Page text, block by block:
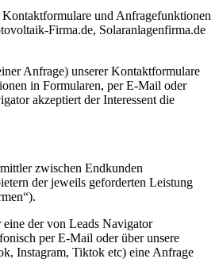
und Anfragefunktionen
Firma.de, Solaranlagenfirma.de
Anfrage) unserer Kontaktformulare
in Formularen, per E-Mail oder
akzeptiert der Interessent die
zwischen Endkunden
der jeweils geforderten Leistung
eine der von Leads Navigator
per E-Mail oder über unsere
Instagram, Tiktok etc) eine Anfrage